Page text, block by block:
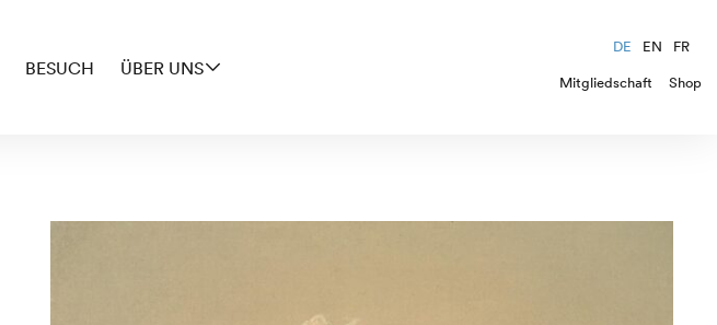
BESUCH ÜBER UNS
DE EN
FR
Mitgliedschaft
Shop